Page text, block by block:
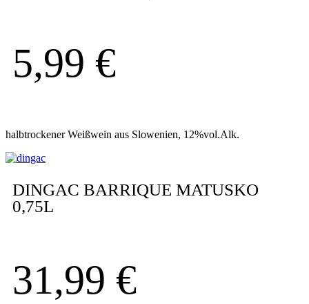
5,99 €
halbtrockener Weißwein aus Slowenien, 12%vol.Alk.
DINGAC BARRIQUE MATUSKO
0,75L
31,99 €